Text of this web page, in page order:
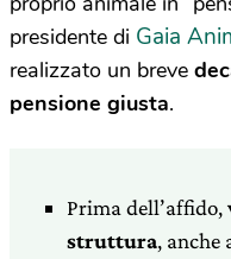
presidente di Gaia
realizzato un breve
pensione giusta.
Prima dell’affido,
struttura, anche